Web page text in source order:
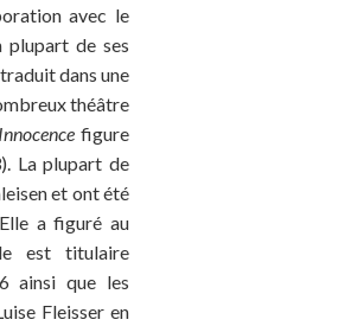
avec le
plupart de ses
dans une
théâtre
Innocence figure
La plupart de
et ont été
a figuré au
est titulaire
ainsi que les
Fleisser en